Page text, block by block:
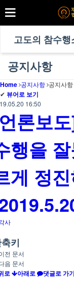
고도의 참수행
공지사항
Home 공지사항 공지사항
✔ 뷰어로 보기
16:50
론보
행을
게 정
사
키
전 문서
음 문서
로 아래로 댓글로 가기